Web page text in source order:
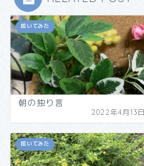
呟いてみた
朝の独り言
2022年4月13日
呟いてみた